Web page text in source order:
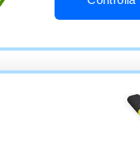
in caso di furto